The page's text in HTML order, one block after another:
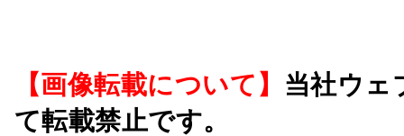
【画像転載について】 当社ウェ
て転載禁止です。